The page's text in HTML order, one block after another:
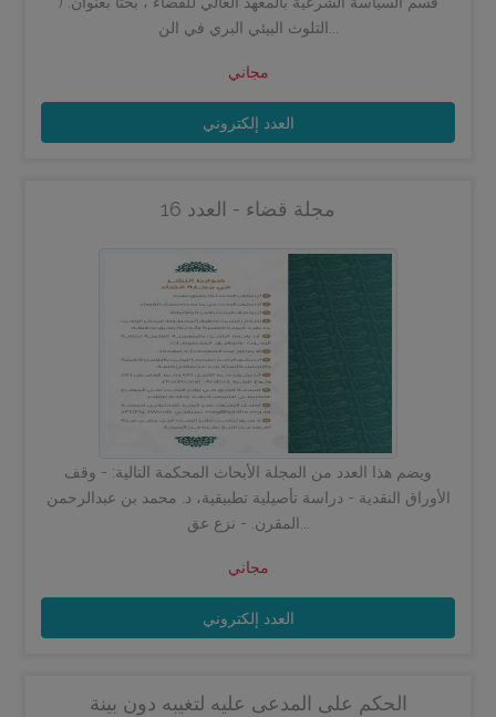
مجاني
العدد إلكتروني
مجلة قضاء - العدد 16
ويضم هذا العدد من المجلة الأبحاث المحكمة التالية: - وقف
الأوراق النقدية - دراسة تأصيلية تطبيقية، د. محمد بن عبدالرحمن
مجاني
العدد إلكتروني
الحكم على المدعى عليه لتغيبه دون بينة